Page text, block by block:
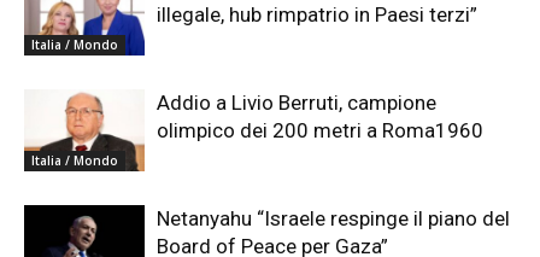
Italia / Mondo
illegale, hub rimpatrio in Paesi terzi”
Italia / Mondo
Addio a Livio Berruti, campione
olimpico dei 200 metri a Roma1960
Netanyahu “Israele respinge il piano del
Board of Peace per Gaza”